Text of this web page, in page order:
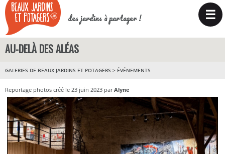
des jardins à partager ! ☰
AU-DELÀ DES ALÉAS
GALERIES DE BEAUX JARDINS ET POTAGERS > ÉVÉNEMENTS
Reportage photos créé le 23 juin 2023 parAlyne